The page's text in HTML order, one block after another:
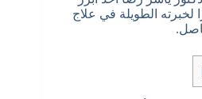
لخبرته الطويلة في علاج